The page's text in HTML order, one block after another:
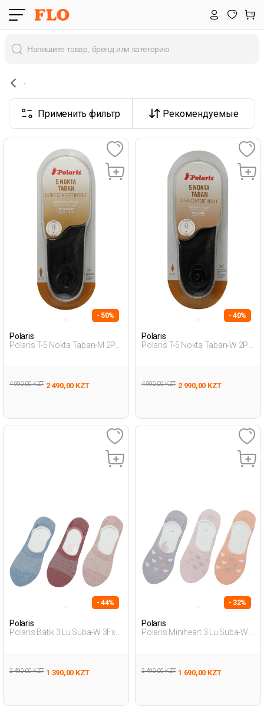
Применить фильтр Рекомендуемые
- 50%
Polaris
Polaris T-5 Nokta Taban-M 2Pr
4 990,00 KZT 2 490,00 KZT
- 40%
Polaris
Polaris T-5 Nokta Taban-W 2Pr
4 990,00 KZT 2 990,00 KZT
- 44%
Polaris
Polaris Batik 3 Lu Suba-W 3Fx
2 490,00 KZT 1 390,00 KZT
- 32%
Polaris
Polaris Miniheart 3 Lu Suba-W
2 490,00 KZT 1 690,00 KZT